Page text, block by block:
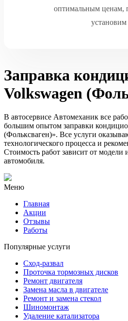
оптимальным ценам,
установим
Заправка
Volkswagen
В автосервисе Автомеханик все
большим опытом заправки
(Фольксваген)». Все услуги
технологического процесса и
Стоимость работ зависит от модели
автомобиля.
Меню
Главная
Акции
Отзывы
Работы
Популярные услуги
Сход-развал
Проточка тормозных дисков
Ремонт двигателя
Замена масла в двигателе
Ремонт и замена стекол
Шиномонтаж
Удаление катализатора